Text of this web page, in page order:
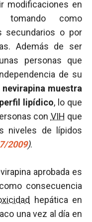
modificaciones en
como
secundarios o por
Además de ser
personas que
de su
nevirapina muestra
lipídico, lo que
con VIH que
niveles de lípidos
2009).
aprobada es
consecuencia
hepática en
una vez al día en